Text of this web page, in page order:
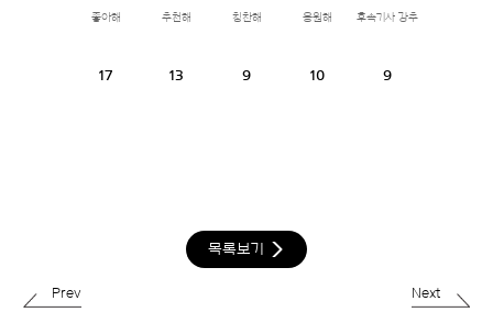
좋아해
17
추천해
13
칭찬해
9
응원해
10
후속기사 강추
9
목록보기
Prev Next